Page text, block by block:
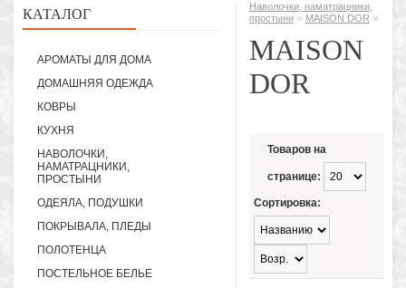
КАТАЛОГ
АРОМАТЫ ДЛЯ ДОМА
ДОМАШНЯЯ ОДЕЖДА
КОВРЫ
КУХНЯ
НАВОЛОЧКИ,
НАМАТРАЦНИКИ,
ПРОСТЫНИ
ОДЕЯЛА, ПОДУШКИ
ПОКРЫВАЛА, ПЛЕДЫ
ПОЛОТЕНЦА
ПОСТЕЛЬНОЕ БЕЛЬЕ
Наволочки, наматрацники,
простыни » MAISON DOR »
MAISON
DOR
Товаров на
странице:
Сортировка: